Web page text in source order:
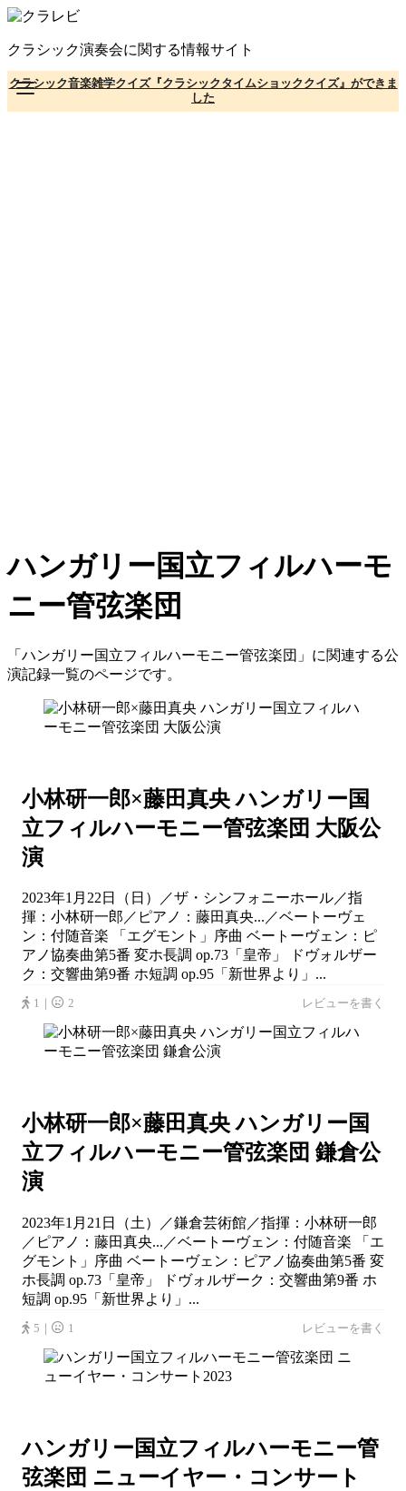
コ
テ
ン
ツ
へ
クラシック演奏会に関する情報サイト
クラシック音楽雑学クイズ『クラシックタイムショッククイズ』ができま
した
ハンガリー国立フィルハーモ
ニー管弦楽団
「ハンガリー国立フィルハーモニー管弦楽団」に関連する公
演記録一覧のページです。
小林研一郎×藤田真央 ハンガリー国
立フィルハーモニー管弦楽団 大阪公
演
2023年1月22日（日）／ザ・シンフォニーホール／指
揮：小林研一郎／ピアノ：藤田真央...／ベートーヴェ
ン：付随音楽 「エグモント」序曲 ベートーヴェン：ピ
アノ協奏曲第5番 変ホ長調 op.73「皇帝」 ドヴォルザー
ク：交響曲第9番 ホ短調 op.95「新世界より」...
1｜ 2 レビューを書く
小林研一郎×藤田真央 ハンガリー国
立フィルハーモニー管弦楽団 鎌倉公
演
2023年1月21日（土）／鎌倉芸術館／指揮：小林研一郎
／ピアノ：藤田真央...／ベートーヴェン：付随音楽 「エ
グモント」序曲 ベートーヴェン：ピアノ協奏曲第5番 変
ホ長調 op.73「皇帝」 ドヴォルザーク：交響曲第9番 ホ
短調 op.95「新世界より」...
5｜ 1 レビューを書く
ハンガリー国立フィルハーモニー管
弦楽団 ニューイヤー・コンサート